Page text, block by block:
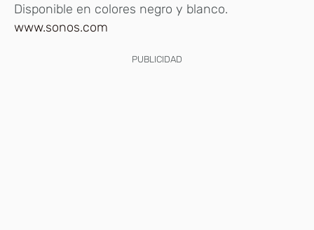
Disponible en colores negro y blanco.
www.sonos.com
PUBLICIDAD